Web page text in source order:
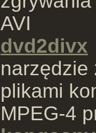
AVI
dvd2divx
narzędzie
plikami
MPEG-4